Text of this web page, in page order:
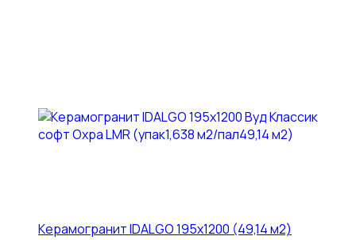
Керамогранит IDALGO 195x1200 (49,14 м2)